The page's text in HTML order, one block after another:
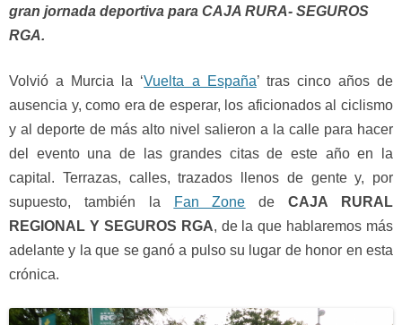
gran jornada deportiva para CAJA RURA- SEGUROS
RGA.
Volvió a Murcia la ‘Vuelta a España’ tras cinco años de
ausencia y, como era de esperar, los aficionados al ciclismo
y al deporte de más alto nivel salieron a la calle para hacer
del evento una de las grandes citas de este año en la
capital. Terrazas, calles, trazados llenos de gente y, por
supuesto, también la
Fan Zone deCAJA RURAL
REGIONAL Y SEGUROS RGA, de la que hablaremos más
adelante y la que se ganó a pulso su lugar de honor en esta
crónica.